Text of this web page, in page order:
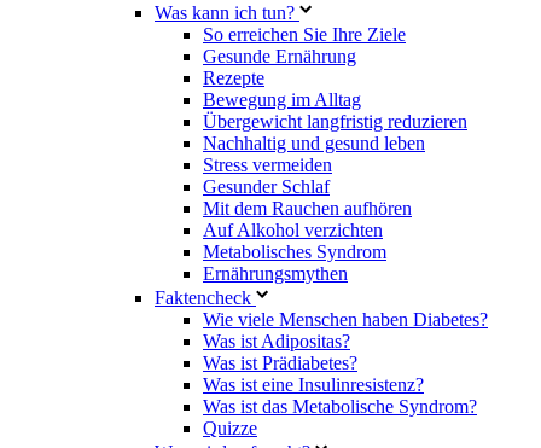
Was kann ich tun?
So erreichen Sie Ihre Ziele
Gesunde Ernährung
Rezepte
Bewegung im Alltag
Übergewicht langfristig reduzieren
Nachhaltig und gesund leben
Stress vermeiden
Gesunder Schlaf
Mit dem Rauchen aufhören
Auf Alkohol verzichten
Metabolisches Syndrom
Ernährungsmythen
Faktencheck
Wie viele Menschen haben Diabetes?
Was ist Adipositas?
Was ist Prädiabetes?
Was ist eine Insulinresistenz?
Was ist das Metabolische Syndrom?
Quizze